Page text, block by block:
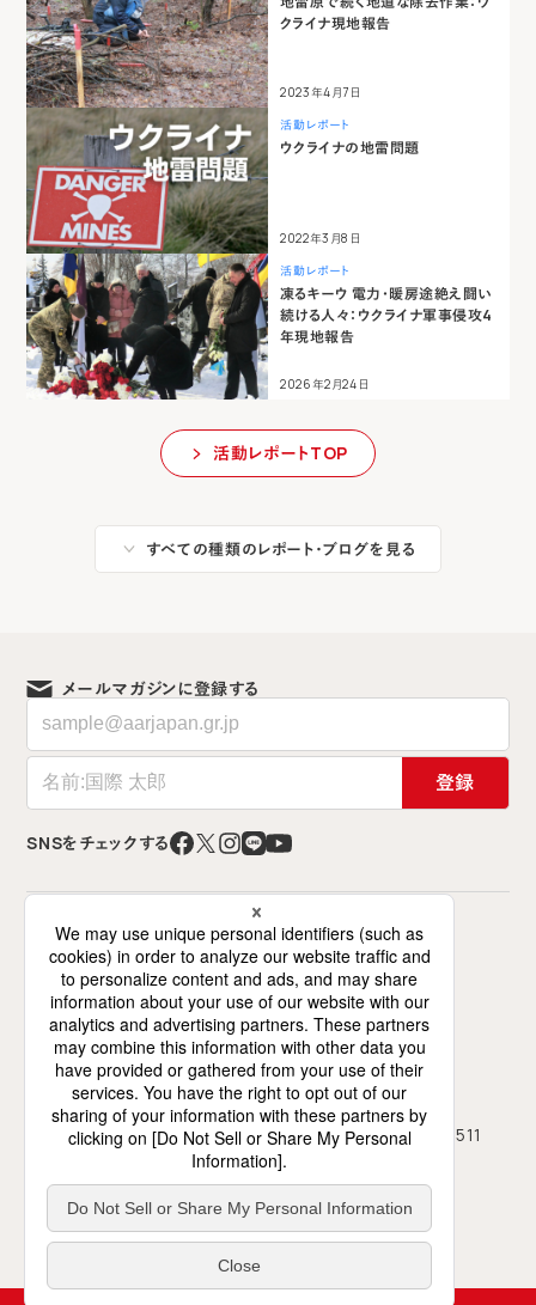
クライナ現地報告
2023年4月7日
活動レポート
ウクライナの地雷問題
2022年3月8日
活動レポート
凍るキーウ 電力・暖房途絶え闘い
続ける人々：ウクライナ軍事侵攻4
年現地報告
2026年2月24日
活動レポートTOP
すべての種類のレポート・ブログを見る
メールマガジンに登録する
登録
SNSをチェックする
特定非営利活動法人 難民を助ける会（AAR Japan）
〒141-0021 東京都品川区上大崎2-12-2
ミズホビル7階（交流スペースは6階）
フリーダイヤル 0120-786-746 TEL 03-5423-4511
03-5423-4450
受付
地図・アクセス プライバシーポリシー